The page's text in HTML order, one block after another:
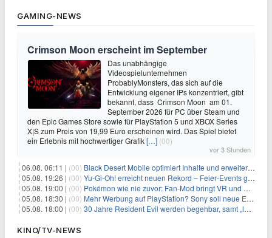
GAMING-NEWS
Crimson Moon erscheint im September
Das unabhängige
Videospielunternehmen
ProbablyMonsters, das sich auf die
Entwicklung eigener IPs konzentriert, gibt
bekannt, dass Crimson Moon am 01.
September 2026 für PC über Steam und
den Epic Games Store sowie für PlayStation 5 und XBOX Series
X|S zum Preis von 19,99 Euro erscheinen wird. Das Spiel bietet
ein Erlebnis mit hochwertiger Grafik[…] (00)
vor 3 Stunden
06.08. 06:11 | (00) Black Desert Mobile optimiert Inhalte und erweitert Treasure Access
05.08. 19:26 | (00) Yu‑Gi‑Oh! erreicht neuen Rekord – Feier‑Events gestartet
05.08. 19:00 | (00) Pokémon wie nie zuvor: Fan-Mod bringt VR und Ego-Perspektive nach Kanto
05.08. 18:30 | (00) Mehr Werbung auf PlayStation? Sony soll neue Einnahmequellen prüfen
05.08. 18:00 | (00) 30 Jahre Resident Evil werden begehbar, samt „lebensgroßem Leon“
KINO/TV-NEWS